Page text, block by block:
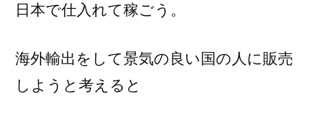
日本で仕入れて稼ごう。
海外輸出をして景気の良い国の人に販売
しようと考えると